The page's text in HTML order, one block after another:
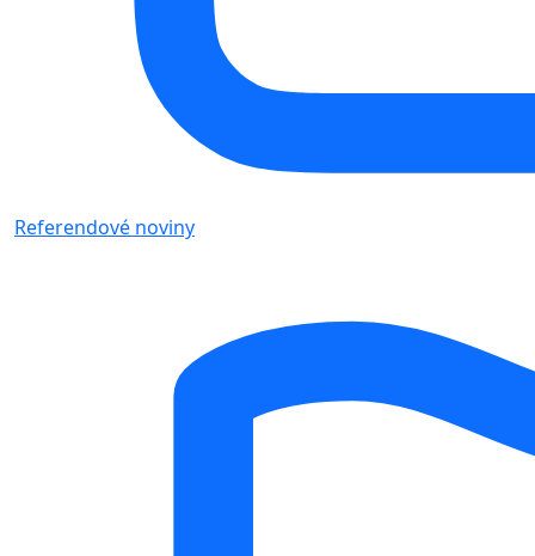
Referendové noviny